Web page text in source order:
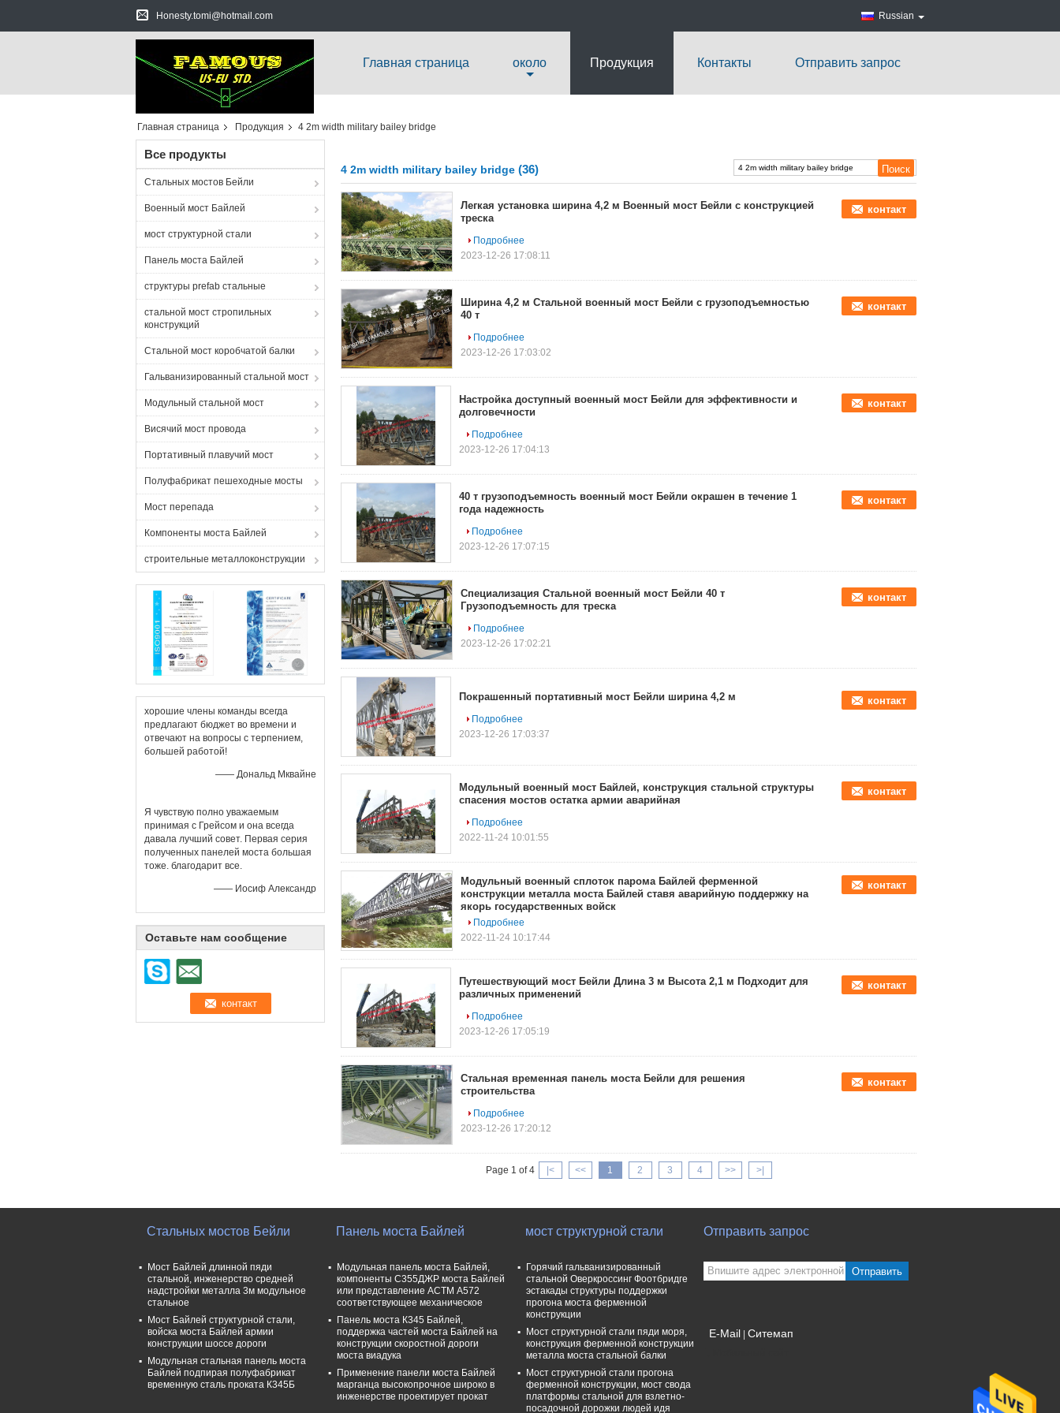
Honesty.tomi@hotmail.com Russian
Главная страница около Продукция Контакты Отправить запрос
Главная страница Продукция 4 2m width military bailey bridge
Все продукты
Стальных мостов Бейли
Военный мост Байлей
мост структурной стали
Панель моста Байлей
структуры prefab стальные
стальной мост стропильных
конструкций
Стальной мост коробчатой балки
Гальванизированный стальной мост
Модульный стальной мост
Висячий мост провода
Портативный плавучий мост
Полуфабрикат пешеходные мосты
Мост перепада
Компоненты моста Байлей
строительные металлоконструкции
хорошие члены команды всегда
предлагают бюджет во времени и
отвечают на вопросы с терпением,
большей работой!
—— Дональд Мквайне
Я чувствую полно уважаемым
принимая с Грейсом и она всегда
давала лучший совет. Первая серия
полученных панелей моста большая
тоже. благодарит все.
—— Иосиф Александр
Оставьте нам сообщение
4 2m width military bailey bridge (36)
Легкая установка ширина 4,2 м Военный мост Бейли с конструкцией
треска
контакт
Подробнее
2023-12-26 17:08:11
Ширина 4,2 м Стальной военный мост Бейли с грузоподъемностью
40 т
контакт
Подробнее
2023-12-26 17:03:02
Настройка доступный военный мост Бейли для эффективности и
долговечности
контакт
Подробнее
2023-12-26 17:04:13
40 т грузоподъемность военный мост Бейли окрашен в течение 1
года надежность
контакт
Подробнее
2023-12-26 17:07:15
Специализация Стальной военный мост Бейли 40 т
Грузоподъемность для треска
контакт
Подробнее
2023-12-26 17:02:21
Покрашенный портативный мост Бейли ширина 4,2 м контакт
Подробнее
2023-12-26 17:03:37
Модульный военный мост Байлей, конструкция стальной структуры
спасения мостов остатка армии аварийная
контакт
Подробнее
2022-11-24 10:01:55
Модульный военный сплоток парома Байлей ферменной
конструкции металла моста Байлей ставя аварийную поддержку на
якорь государственных войск
контакт
Подробнее
2022-11-24 10:17:44
Путешествующий мост Бейли Длина 3 м Высота 2,1 м Подходит для
различных применений
контакт
Подробнее
2023-12-26 17:05:19
Стальная временная панель моста Бейли для решения
строительства
контакт
Подробнее
2023-12-26 17:20:12
Page 1 of 4 |< << 1 2 3 4 >> >|
Стальных мостов Бейли
Мост Байлей длинной пяди
стальной, инженерство средней
надстройки металла 3м модульное
стальное
Мост Байлей структурной стали,
войска моста Байлей армии
конструкции шоссе дороги
Модульная стальная панель моста
Байлей подпирая полуфабрикат
временную сталь проката К345Б
Панель моста Байлей
Модульная панель моста Байлей,
компоненты С355ДЖР моста Байлей
или представление АСТМ А572
соответствующее механическое
Панель моста К345 Байлей,
поддержка частей моста Байлей на
конструкции скоростной дороги
моста виадука
Применение панели моста Байлей
марганца высокопрочное широко в
инженерстве проектирует прокат
мост структурной стали
Горячий гальванизированный
стальной Оверкроссинг Фоотбридге
эстакады структуры поддержки
прогона моста ферменной
конструкции
Мост структурной стали пяди моря,
конструкция ферменной конструкции
металла моста стальной балки
Мост структурной стали прогона
ферменной конструкции, мост свода
платформы стальной для взлетно-
посадочной дорожки людей идя
Отправить запрос
Отправить
E-Mail Ситемап